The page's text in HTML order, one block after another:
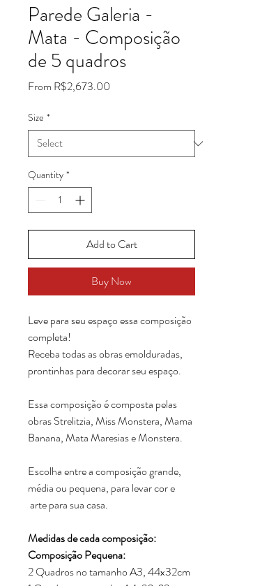
Parede Galeria -
Mata - Composição
de 5 quadros
From R$2,673.00
Size *
Quantity *
Add to Cart
Buy Now
Leve para seu espaço essa composição
completa!
Receba todas as obras emolduradas,
prontinhas para decorar seu espaço.
Essa composição é composta pelas
obras Strelitzia, Miss Monstera, Mama
Banana, Mata Maresias e Monstera.
Escolha entre a composição grande,
média ou pequena, para levar cor e
arte para sua casa.
Medidas de cada composição:
Composição Pequena:
2 Quadros no tamanho A3, 44x32cm